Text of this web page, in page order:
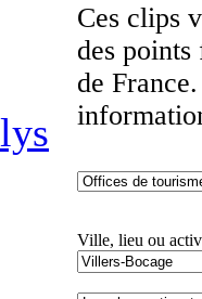
Ces clips
des
de
Ville, lieu ou